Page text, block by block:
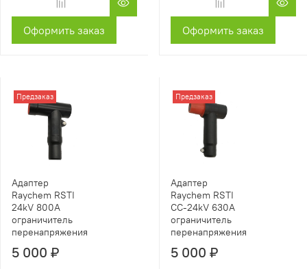
Оформить заказ Оформить заказ
Предзаказ
Адаптер
Raychem RSTI
24kV 800A
ограничитель
перенапряжения
5 000 ₽
Предзаказ
Адаптер
Raychem RSTI
CC-24kV 630A
ограничитель
перенапряжения
5 000 ₽